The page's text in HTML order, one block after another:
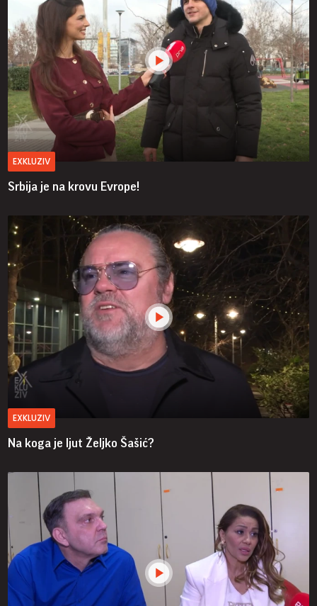
EXKLUZIV
Srbija je na krovu Evrope!
EXKLUZIV
Na koga je ljut Željko Šašić?